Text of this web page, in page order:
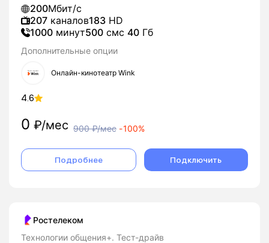
200Мбит/с
207 каналов183 HD
1000 минут500 смс 40 Гб
Дополнительные опции
Онлайн-кинотеатр Wink
4.6
0 ₽/мес 900₽/мес -100%
Подробнее Подключить
Ростелеком
Технологии общения+. Тест-драйв